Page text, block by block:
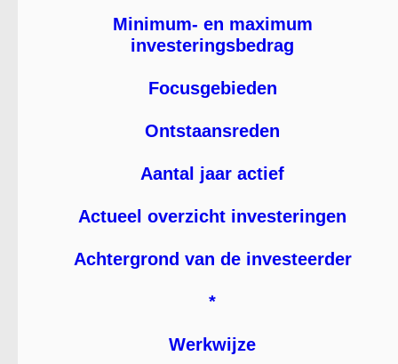
Minimum- en maximum
investeringsbedrag
Focusgebieden
Ontstaansreden
Aantal jaar actief
Actueel overzicht investeringen
Achtergrond van de investeerder
*
Werkwijze